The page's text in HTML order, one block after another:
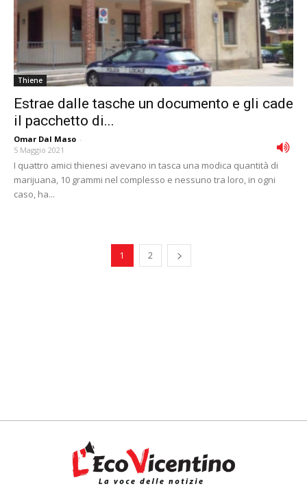
Thiene
Estrae dalle tasche un documento e gli cade
il pacchetto di...
Omar Dal Maso -
5 Maggio 2021
I quattro amici thienesi avevano in tasca una modica quantità di
marijuana, 10 grammi nel complesso e nessuno tra loro, in ogni
caso, ha...
1 2